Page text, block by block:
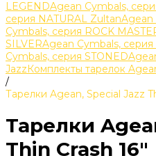
LEGENDAgean Cymbals,
серия NATURAL ZultanAgean
Cymbals, серия ROCK
SILVERAgean Cymbals,
Cymbals, серия STONED
JazzКомплекты тарелок
/
Тарелки Agean, Special Jazz
Тарелки
Thin Crash 16"